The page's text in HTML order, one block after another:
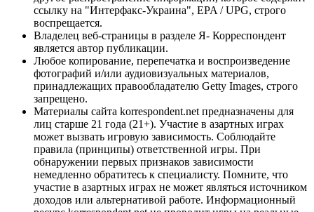
ссылку на "Интерфакс-Украина", EPA / UPG, строго
воспрещается.
Владелец веб-страницы в разделе Я- Корреспондент
является автор публикации.
Любое копирование, перепечатка и воспроизведение
фотографий и/или аудиовизуальных материалов,
принадлежащих правообладателю Getty Images, строго
запрещено.
Материалы сайта korrespondent.net предназначены для
лиц старше 21 года (21+). Участие в азартных играх
может вызвать игровую зависимость. Соблюдайте
правила (принципы) ответственной игры. При
обнаружении первых признаков зависимости
немедленно обратитесь к специалисту. Помните, что
участие в азартных играх не может являться источником
доходов или альтернативой работе. Информационный